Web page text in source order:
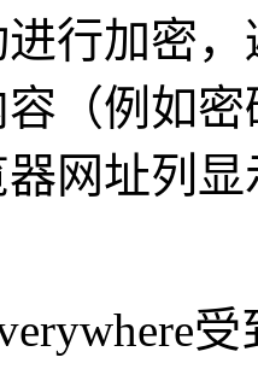
行加密
（例如
网址列
受